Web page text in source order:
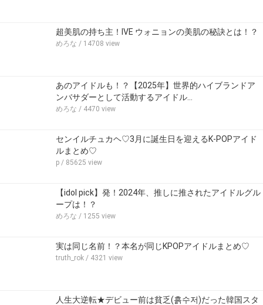
超美肌の持ち主！IVE ウォニョンの美肌の秘訣とは！？
めろな / 14708 view
あのアイドルも！？【2025年】世界的ハイブランドア
ンバサダーとして活動するアイドル…
めろな / 4470 view
センイルチュカヘ♡3月に誕生日を迎えるK-POPアイド
ルまとめ♡
p / 85625 view
【idol pick】発！2024年、推しに推されたアイドルグル
ープは！？
めろな / 1255 view
実は同じ名前！？本名が同じKPOPアイドルまとめ♡
truth_rok / 4321 view
人生大逆転★デビュー前は貧乏(흙수저)だった韓国スタ